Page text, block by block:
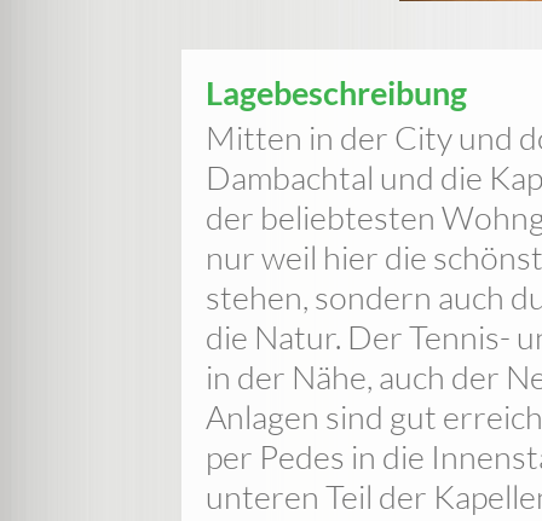
Lagebeschreibung
Mitten in der City und
Dambachtal und die
der beliebtesten
nur weil hier die
stehen, sondern auch
die Natur. Der Tennis-
in der Nähe, auch der
Anlagen sind gut
per Pedes in die
unteren Teil der